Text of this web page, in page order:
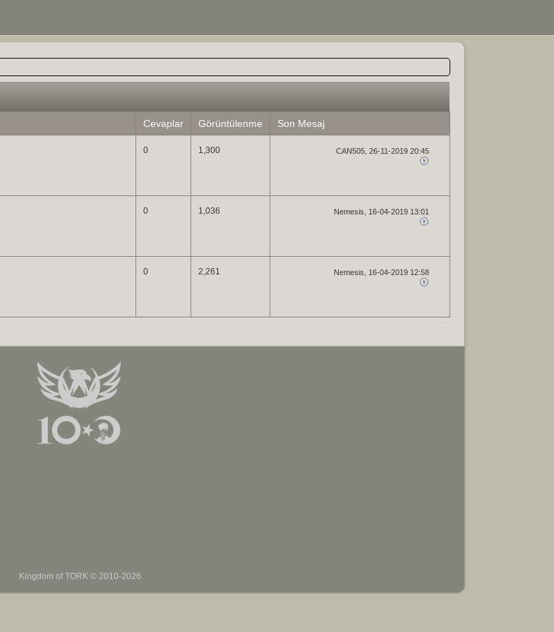
Cevaplar Görüntülenme Son Mesaj
0 1,300 CAN505 , 26-11-2019 20:45
0 1,036 Nemesis , 16-04-2019 13:01
0 2,261 Nemesis , 16-04-2019 12:58
Kingdom of TORK© 2010-2026